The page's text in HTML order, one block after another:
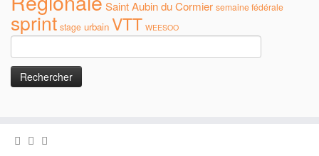
Saint Aubin du Cormier semaine fédérale
sprint stage urbain VTT WEESOO